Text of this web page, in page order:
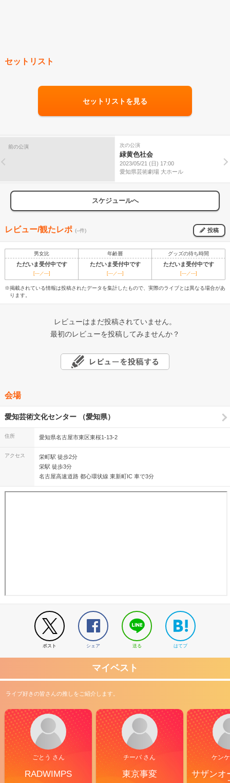
セットリスト
セットリストを見る
前の公演 次の公演
緑黄色社会
2023/05/21 (日) 17:00
愛知県芸術劇場 大ホール
スケジュールへ
レビュー/観たレポ (--件) 投稿
男女比 年齢層 グッズの待ち時間
ただいま受付中です ただいま受付中です ただいま受付中です
[---／---] [---／---] [---／---]
※掲載されている情報は投稿されたデータを集計したもので、実際のライブとは異なる場合があ
ります。
レビューはまだ投稿されていません。
最初のレビューを投稿してみませんか？
会場
愛知芸術文化センター （愛知県）
住所 愛知県名古屋市東区東桜1-13-2
アクセス
栄町駅 徒歩2分
栄駅 徒歩3分
名古屋高速道路 都心環状線 東新町IC 車で3分
ポスト シェア 送る はてブ
マイベスト
ライブ好きの皆さんの推しをご紹介します。
ごとう さん
RADWIMPS
チーバ さん
東京事変
ケン
サザンオ